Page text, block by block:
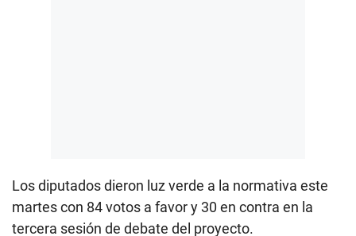
Los diputados dieron luz verde a la normativa este
martes con 84 votos a favor y 30 en contra en la
tercera sesión de debate del proyecto.